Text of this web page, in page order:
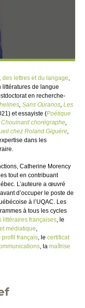
des lettres et du langage,
littératures de langue
en recherche-
, Sans Ouranos, Les
et essayiste (Poétique
chorégraphe,
chez Roland Giguère,
dans les
Catherine Morency
tout en contribuant
L’auteure a œuvré
d’occuper le poste de
à l’UQAC. Les
à tous les cycles
littéraires françaises, le
médiatique,
profil français, le certificat
, la maîtrise